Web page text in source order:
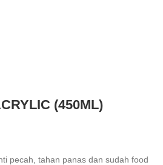
(450ML)
pecah, tahan panas dan sudah food